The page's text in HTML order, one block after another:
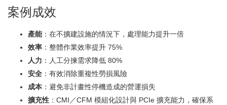
案例成效
產能：在不擴建設施的情況下，處理能力提升一倍
效率 ：整體作業效率提升 75%
人力 ：人工分揀需求降低 80%
安全 ：有效消除重複性勞損風險
成本 ：避免非計畫性停機造成的營運損失
擴充性 ：CMI／CFM 模組化設計與 PCIe 擴充能力，確保系